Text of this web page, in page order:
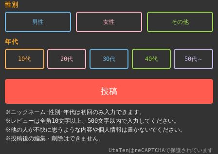
性別
男性 女性 その他
年代
10代 20代 30代 40代 50代～
投稿
※ニックネーム･性別･年代は初回のみ入力できます。
※レビューは全角10文字以上、500文字以内で入力してください。
※他の人が不快に思うような内容や個人情報は書かないでください。
※投稿後の編集・削除はできません。
UtaTenはreCAPTCHAで保護されています